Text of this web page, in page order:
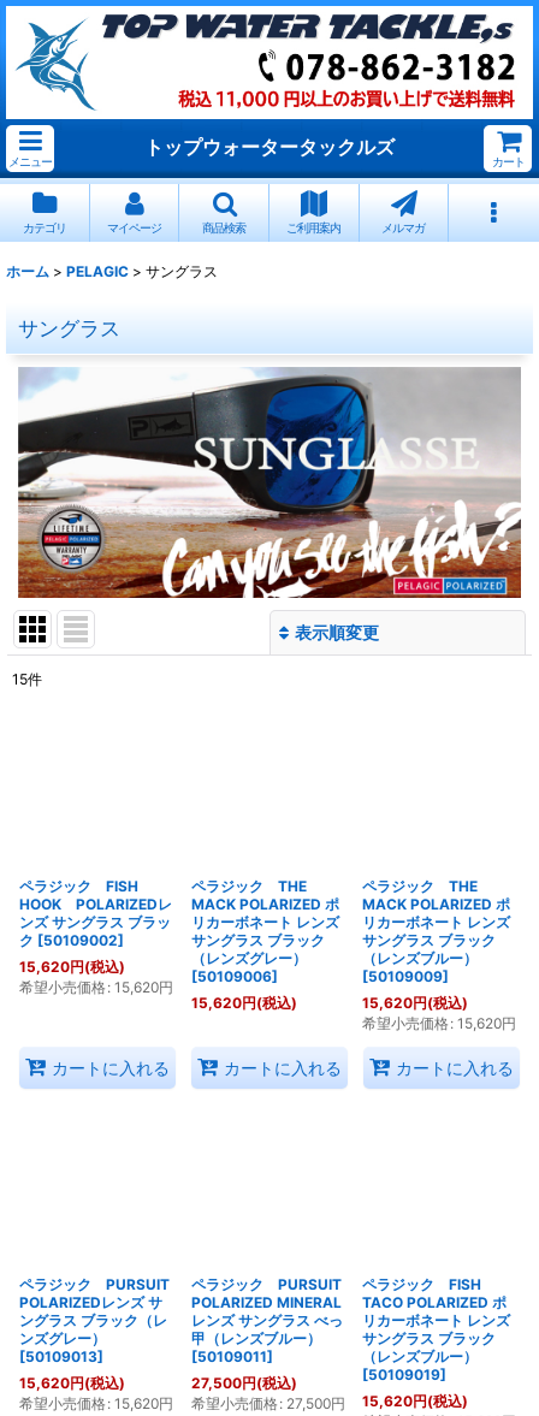
メニュー
トップウォータータックルズ
カート
カテゴリ マイページ 商品検索 ご利用案内 メルマガ
ホーム > PELAGIC > サングラス
サングラス
表示順変更
15件
ペラジック FISH
HOOK POLARIZEDレ
ンズ サングラス ブラッ
ク [50109002]
15,620円(税込)
希望小売価格: 15,620円
カートに入れる
ペラジック THE
MACK POLARIZED ポ
リカーボネート レンズ
サングラス ブラック
（レンズグレー）
[50109006]
15,620円(税込)
カートに入れる
ペラジック THE
MACK POLARIZED ポ
リカーボネート レンズ
サングラス ブラック
（レンズブルー）
[50109009]
15,620円(税込)
希望小売価格: 15,620円
カートに入れる
ペラジック PURSUIT
POLARIZEDレンズ サ
ングラス ブラック（レ
ンズグレー）
[50109013]
15,620円(税込)
希望小売価格: 15,620円
ペラジック PURSUIT
POLARIZED MINERAL
レンズ サングラス べっ
甲（レンズブルー）
[50109011]
27,500円(税込)
希望小売価格: 27,500円
ペラジック FISH
TACO POLARIZED ポ
リカーボネート レンズ
サングラス ブラック
（レンズブルー）
[50109019]
15,620円(税込)